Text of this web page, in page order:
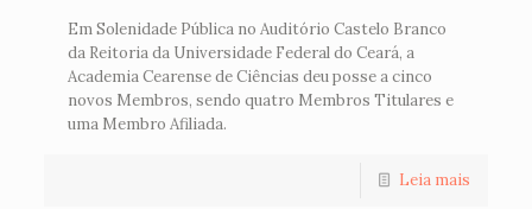
Em Solenidade Pública no Auditório Castelo Branco
da Reitoria da Universidade Federal do Ceará, a
Academia Cearense de Ciências deu posse a cinco
novos Membros, sendo quatro Membros Titulares e
uma Membro Afiliada.
Leia mais